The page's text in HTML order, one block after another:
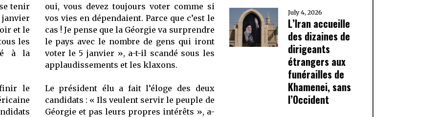
tenir
et le
les
à la
le
oui, vous devez toujours voter comme si
vos vies en dépendaient. Parce que c’est le
cas ! Je pense que la Géorgie va surprendre
le pays avec le nombre de gens qui iront
voter le 5 janvier », a-t-il scandé sous les
applaudissements et les klaxons.
Le président élu a fait l’éloge des deux
candidats : « Ils veulent servir le peuple de
Géorgie et pas leurs propres intérêts », a-
July 4, 2026
L’Iran accueille
des dizaines de
dirigeants
étrangers aux
funérailles de
Khamenei, sans
l’Occident